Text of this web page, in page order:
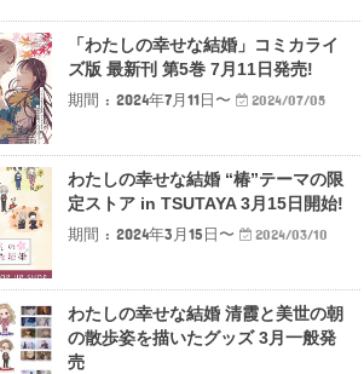
「わたしの幸せな結婚」コミカライ
ズ版 最新刊 第5巻 7月11日発売!
期間 : 2024年7月11日〜
2024/07/05
わたしの幸せな結婚 “椿”テーマの限
定ストア in TSUTAYA 3月15日開始!
期間 : 2024年3月15日〜
2024/03/10
わたしの幸せな結婚 清霞と美世の朝
の散歩姿を描いたグッズ 3月一般発
売